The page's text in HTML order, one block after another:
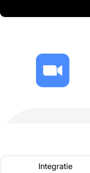
Integratie